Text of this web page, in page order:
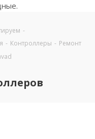
-
- Контроллеры - Ремонт